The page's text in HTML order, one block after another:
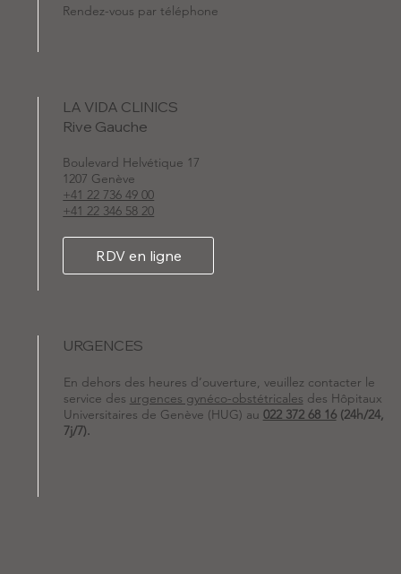
Rendez-vous par téléphone
LA VIDA CLINICS
Rive Gauche
Boulevard Helvétique 17
1207 Genève
+41 22 736 49 00
+41 22 346 58 20
RDV en ligne
URGENCES
En dehors des heures d’ouverture, veuillez contacter le
service des urgences gynéco-obstétricales des Hôpitaux
Universitaires de Genève (HUG) au 022 372 68 16(24h/24,
7j/7).